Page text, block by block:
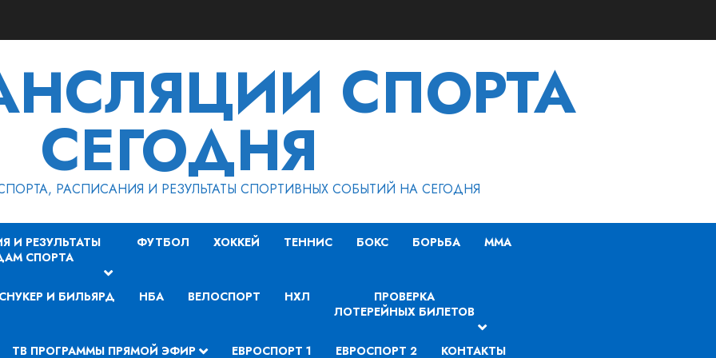
СПОРТА
СЕГОДНЯ
РАСПИСАНИЯ И РЕЗУЛЬТАТЫ СПОРТИВНЫХ СОБЫТИЙ НА СЕГОДНЯ
И РЕЗУЛЬТАТЫ
СПОРТА
ФУТБОЛ ХОККЕЙ ТЕННИС БОКС БОРЬБА MMA
СНУКЕР И БИЛЬЯРД НБА ВЕЛОСПОРТ НХЛ
ПРОВЕРКА
ЛОТЕРЕЙНЫХ БИЛЕТОВ
ТВ ПРОГРАММЫ ПРЯМОЙ ЭФИР ЕВРОСПОРТ 1 ЕВРОСПОРТ 2 КОНТАКТЫ